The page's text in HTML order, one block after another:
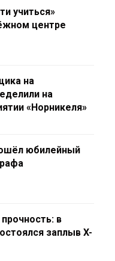
учиться»
центре
на
на
«Норникеля»
юбилейный
в
заплыв X-